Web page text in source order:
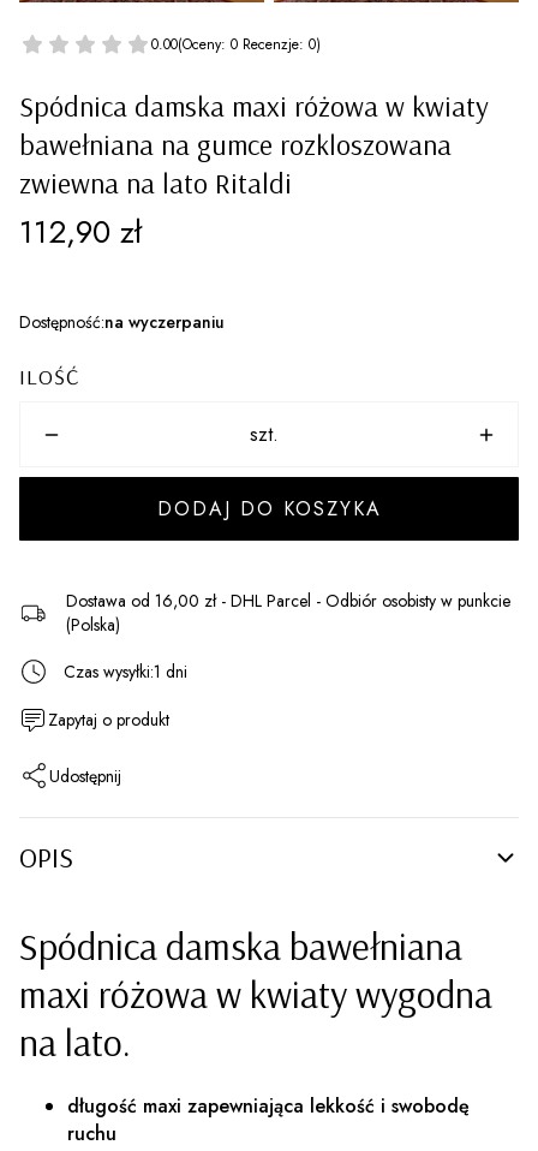
0.00(Oceny: 0 Recenzje: 0)
Spódnica damska maxi różowa w kwiaty
bawełniana na gumce rozkloszowana
zwiewna na lato Ritaldi
Cena
112,90 zł
Dostępność:na wyczerpaniu
ILOŚĆ
szt.
DODAJ DO KOSZYKA
Dostawa od 16,00 zł - DHL Parcel - Odbiór osobisty w punkcie
(Polska)
Czas wysyłki:1 dni
Zapytaj o produkt
Udostępnij
OPIS
Spódnica damska bawełniana
maxi różowa w kwiaty wygodna
na lato.
długość maxi zapewniająca lekkość i swobodę
ruchu